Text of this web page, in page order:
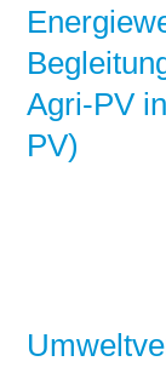
Agri-PV
PV)